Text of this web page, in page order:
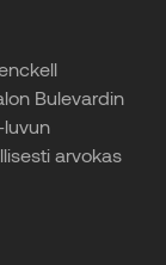
Bulevardin
luvun
arvokas